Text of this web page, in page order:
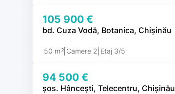
105 900 €
bd. Cuza Vodă, Botanica, Chișinău
50 m 2 Camere 2 Etaj 3/5
94 500 €
șos. Hâncești, Telecentru, Chișinău